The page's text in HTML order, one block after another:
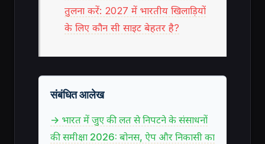
तुलना करें: 2027 में भारतीय खिलाड़ियों
के लिए कौन सी साइट बेहतर है?
संबंधित आलेख
→ भारत में जुए की लत से निपटने के संसाधनों
की समीक्षा 2026: बोनस, ऐप और निकासी का